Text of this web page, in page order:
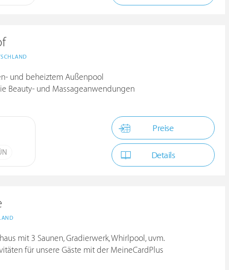
und beheiztem Außenpool
Beauty- und Massageanwendungen
Preise
Details
mit 3 Saunen, Gradierwerk, Whirlpool, uvm.
für unsere Gäste mit der MeineCardPlus